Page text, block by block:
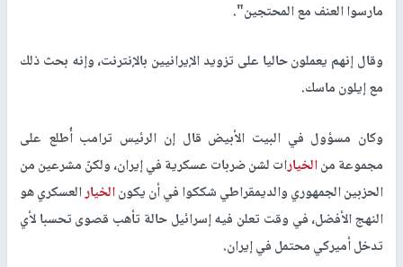
مارسوا العنف مع المحتجين".
وقال إنهم يعملون حاليا على تزويد الإيرانيين بالإنترنت، وإنه بحث ذلك
مع إيلون ماسك.
وكان مسؤول في البيت الأبيض قال إن الرئيس ترامب أُطلع على
مجموعة منالخيارات لشن ضربات عسكرية في إيران، ولكنّ مشرعين من
الحزبين الجمهوري والديمقراطي شككوا في أن يكونالخيارالعسكري هو
النهج الأفضل، في وقت تعلن فيه إسرائيل حالة تأهب قصوى تحسبا لأي
تدخل أميركي محتمل في إيران.